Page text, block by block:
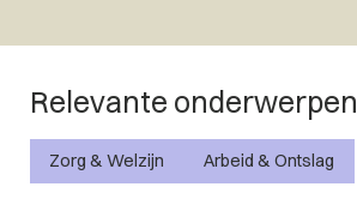
Relevante onderwerpen
Zorg & Welzijn Arbeid & Ontslag